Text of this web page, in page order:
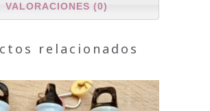
VALORACIONES (0)
relacionados